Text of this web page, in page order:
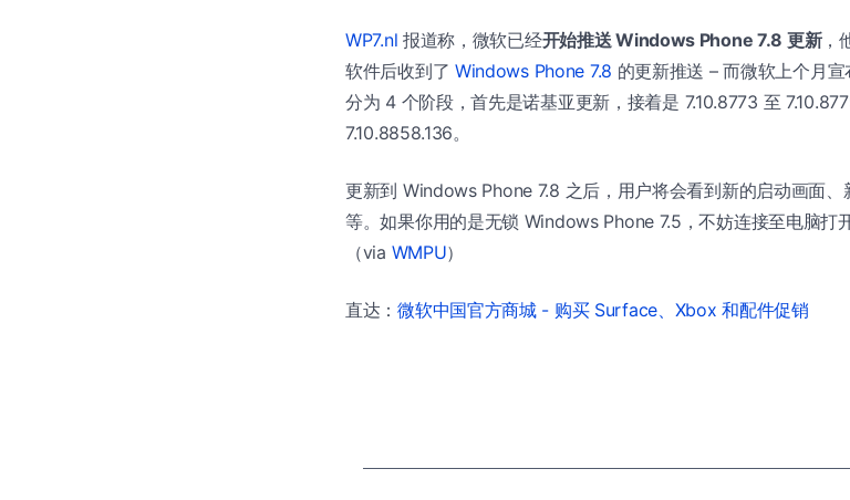
WP7.nl 报道称，微软已经开始推送 Windows Phone 7.8 更新，
软件后收到了 Windows Phone 7.8 的更新推送 – 而微软上个月宣
分为 4 个阶段，首先是诺基亚更新，接着是 7.10.8773 至
7.10.8858.136。
更新到 Windows Phone 7.8 之后，用户将会看到新的启动画面
等。如果你用的是无锁 Windows Phone 7.5，不妨连接至电脑打
（via WMPU）
直达：微软中国官方商城 - 购买 Surface、Xbox 和配件促销